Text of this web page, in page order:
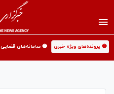
🟡 پرونده‌های ویژه خبری 🟡 سامانه‌های قضایی